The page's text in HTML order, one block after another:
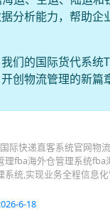
分析能力，帮助
们的国际货代系
创物流管理的新篇
际快递直客系统官网物
fba海外仓管理系统
统,实现业务全程信息
6-18